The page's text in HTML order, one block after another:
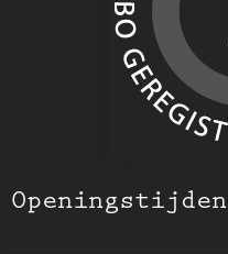
Openingstijden